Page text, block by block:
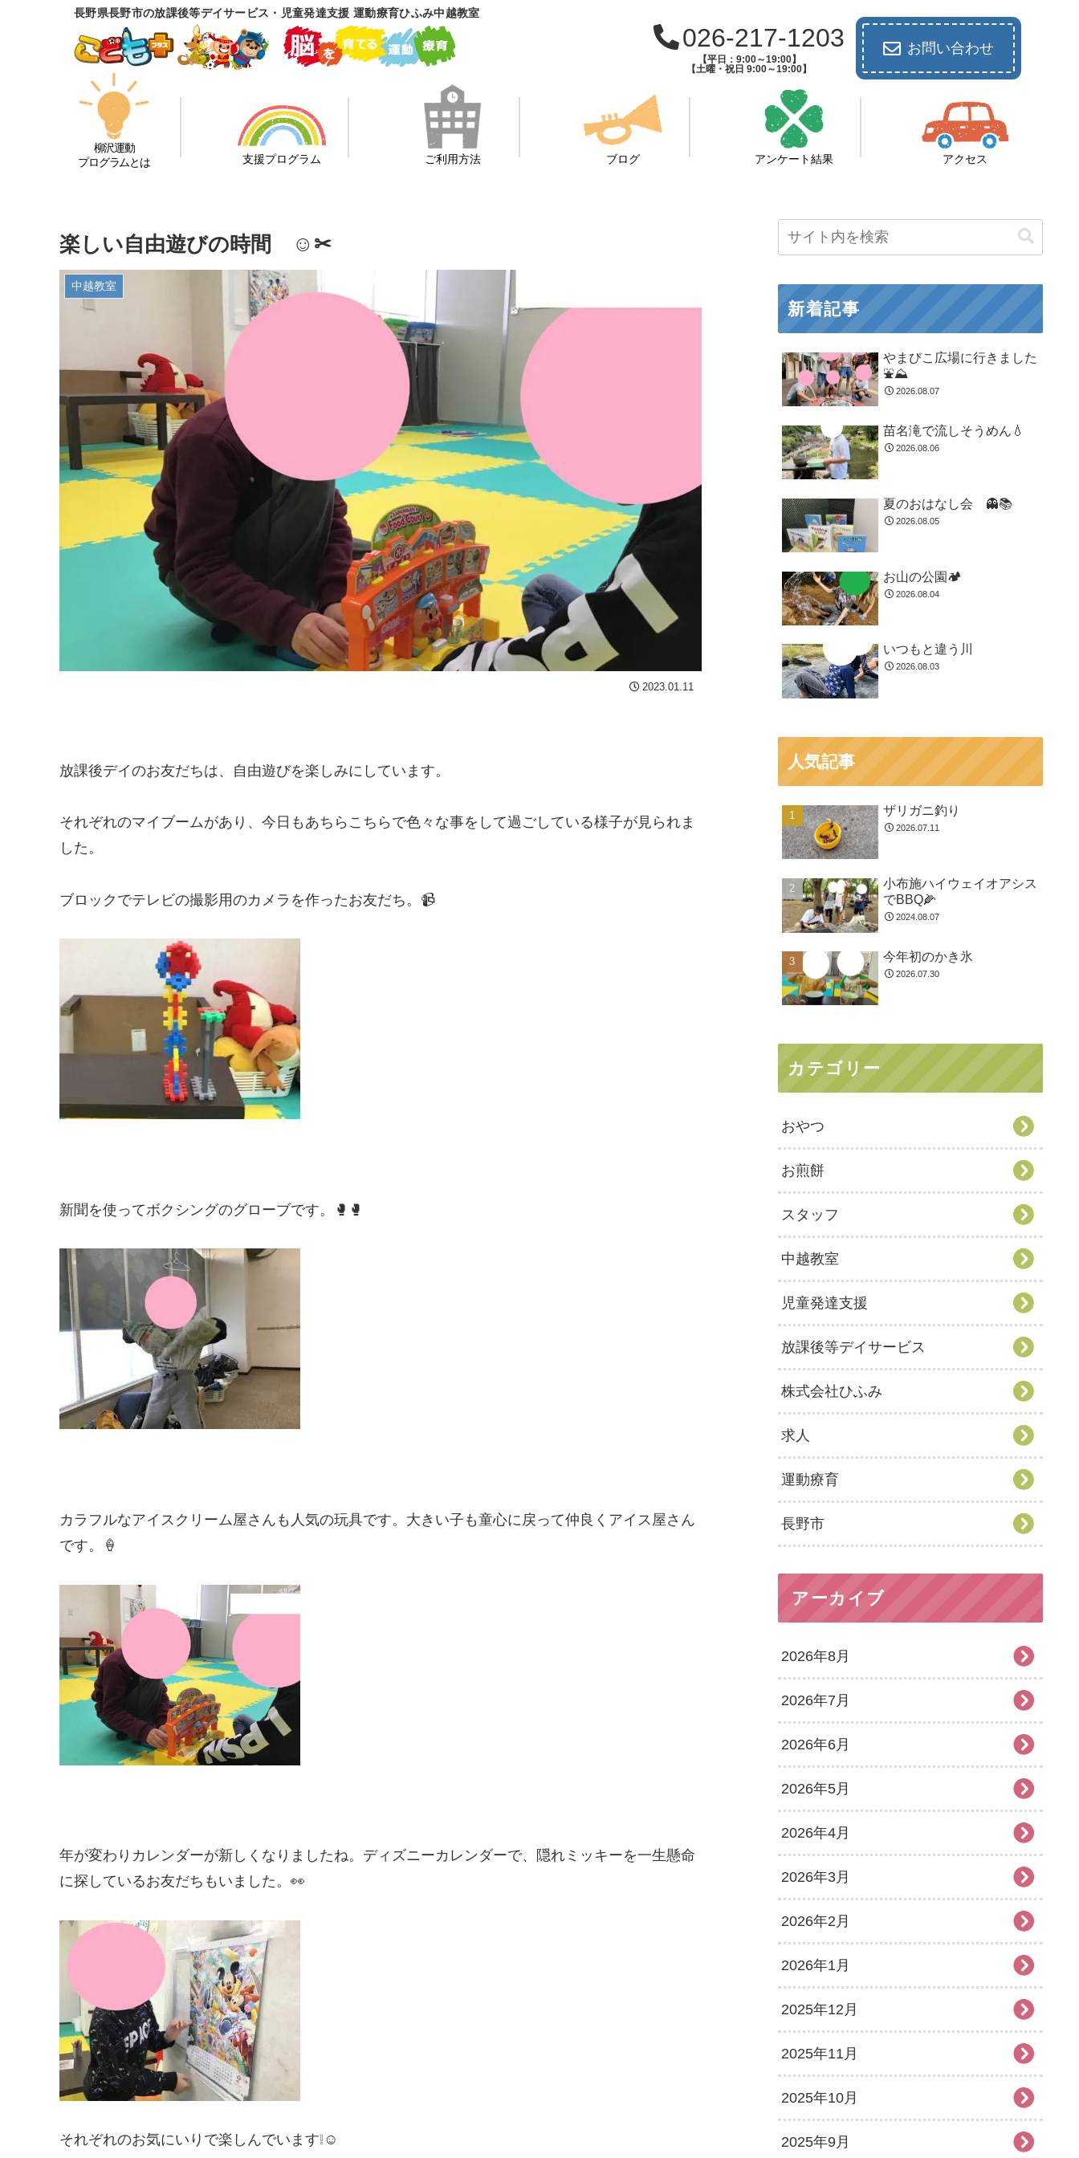
長野県長野市の放課後等デイサービス・児童発達支援 運動療育ひふみ中越教室
026-217-1203
【平日：9:00～19:00】
【土曜・祝日 9:00～19:00】
お問い合わせ
柳沢運動
プログラムとは
支援プログラム ご利用方法 ブログ アンケート結果 アクセス
楽しい自由遊びの時間 ☺✂
中越教室
2023.01.11
放課後デイのお友だちは、自由遊びを楽しみにしています。
それぞれのマイブームがあり、今日もあちらこちらで色々な事をして過ごしている様子が見られま
した。
ブロックでテレビの撮影用のカメラを作ったお友だち。📹
新聞を使ってボクシングのグローブです。🥊🥊
カラフルなアイスクリーム屋さんも人気の玩具です。大きい子も童心に戻って仲良くアイス屋さん
です。🍦
年が変わりカレンダーが新しくなりましたね。ディズニーカレンダーで、隠れミッキーを一生懸命
に探しているお友だちもいました。👀
それぞれのお気にいりで楽しんでいます❕☺
新着記事
やまびこ広場に行きました
⛲️⛰️
2026.08.07
苗名滝で流しそうめん💧
2026.08.06
夏のおはなし会 👻📚️
2026.08.05
お山の公園🏕️
2026.08.04
いつもと違う川
2026.08.03
人気記事
ザリガニ釣り
2026.07.11
小布施ハイウェイオアシス
でBBQ🌽
2024.08.07
今年初のかき氷
2026.07.30
カテゴリー
おやつ
お煎餅
スタッフ
中越教室
児童発達支援
放課後等デイサービス
株式会社ひふみ
求人
運動療育
長野市
アーカイブ
2026年8月
2026年7月
2026年6月
2026年5月
2026年4月
2026年3月
2026年2月
2026年1月
2025年12月
2025年11月
2025年10月
2025年9月